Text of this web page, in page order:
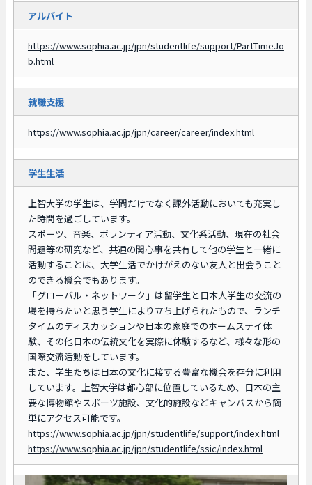
アルバイト
https://www.sophia.ac.jp/jpn/studentlife/support/PartTimeJo
b.html
就職支援
https://www.sophia.ac.jp/jpn/career/career/index.html
学生生活
上智大学の学生は、学問だけでなく課外活動においても充実し
た時間を過ごしています。
スポーツ、音楽、ボランティア活動、文化系活動、現在の社会
問題等の研究など、共通の関心事を共有して他の学生と一緒に
活動することは、大学生活でかけがえのない友人と出会うこと
のできる機会でもあります。
「グローバル・ネットワーク」は留学生と日本人学生の交流の
場を持ちたいと思う学生により立ち上げられたもので、ランチ
タイムのディスカッションや日本の家庭でのホームステイ体
験、その他日本の伝統文化を実際に体験するなど、様々な形の
国際交流活動をしています。
また、学生たちは日本の文化に接する豊富な機会を存分に利用
しています。上智大学は都心部に位置しているため、日本の主
要な博物館やスポーツ施設、文化的施設などキャンパスから簡
単にアクセス可能です。
https://www.sophia.ac.jp/jpn/studentlife/support/index.html
https://www.sophia.ac.jp/jpn/studentlife/ssic/index.html